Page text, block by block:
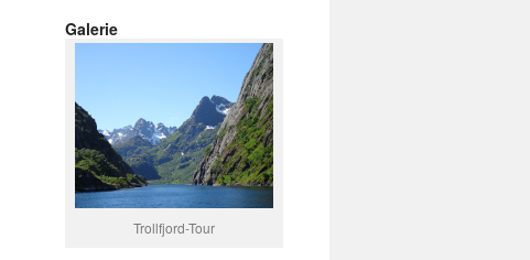
Galerie
Trollfjord-Tour